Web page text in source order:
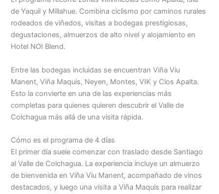
de Yaquil y Millahue. Combina ciclismo por caminos rurales
rodeados de viñedos, visitas a bodegas prestigiosas,
degustaciones, almuerzos de alto nivel y alojamiento en
Hotel NOI Blend.
Entre las bodegas incluidas se encuentran Viña Viu
Manent, Viña Maquis, Neyen, Montes, VIK y Clos Apalta.
Esto la convierte en una de las experiencias más
completas para quienes quieren descubrir el Valle de
Colchagua más allá de una visita rápida.
Cómo es el programa de 4 días
El primer día suele comenzar con traslado desde Santiago
al Valle de Colchagua. La experiencia incluye un almuerzo
de bienvenida en Viña Viu Manent, acompañado de vinos
destacados, y luego una visita a Viña Maquis para realizar